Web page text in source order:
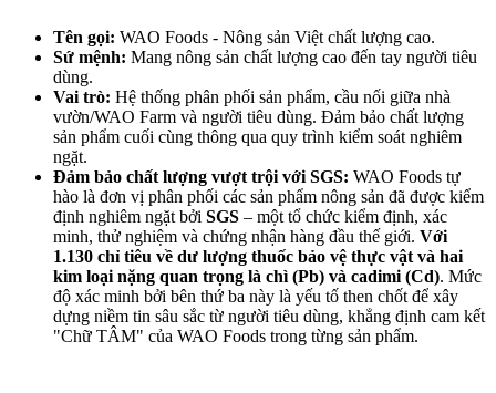
Tên gọi: WAO Foods - Nông sản Việt chất lượng cao.
Sứ mệnh: Mang nông sản chất lượng cao đến tay người tiêu
dùng.
Vai trò: Hệ thống phân phối sản phẩm, cầu nối giữa nhà
vườn/WAO Farm và người tiêu dùng. Đảm bảo chất lượng
sản phẩm cuối cùng thông qua quy trình kiểm soát nghiêm
ngặt.
Đảm bảo chất lượng vượt trội với SGS: WAO Foods tự
hào là đơn vị phân phối các sản phẩm nông sản đã được kiểm
định nghiêm ngặt bởi SGS – một tổ chức kiểm định, xác
minh, thử nghiệm và chứng nhận hàng đầu thế giới. Với
1.130 chỉ tiêu về dư lượng thuốc bảo vệ thực vật và hai
kim loại nặng quan trọng là chì (Pb) và cadimi (Cd). Mức
độ xác minh bởi bên thứ ba này là yếu tố then chốt để xây
dựng niềm tin sâu sắc từ người tiêu dùng, khẳng định cam kết
"Chữ TÂM" của WAO Foods trong từng sản phẩm.